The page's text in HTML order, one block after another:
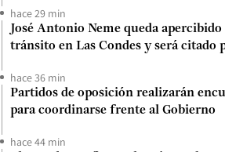
hace 29 min
José Antonio Neme queda
tránsito en Las Condes y será citado
hace 36 min
Partidos de oposición realizarán
para coordinarse frente al Gobierno
hace 44 min